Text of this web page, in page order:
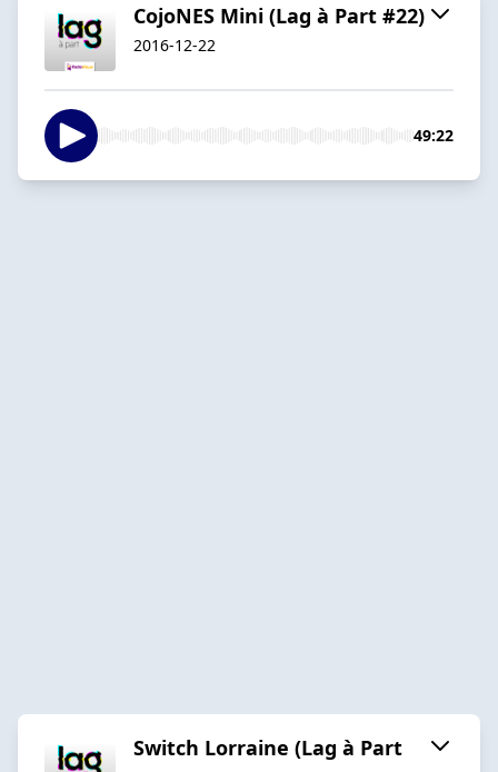
CojoNES Mini (Lag à Part #22)
2016-12-22
49:22
Switch Lorraine (Lag à Part